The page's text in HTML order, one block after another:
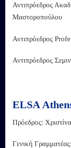
Αντιπρόεδρος
Μαστοροπούλου
Αντιπρόεδρος
Αντιπρόεδρος
ELSA
Πρόεδρος:
Γενική